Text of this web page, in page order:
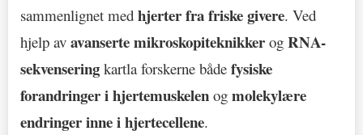
sammenlignet med hjerter fra friske givere. Ved
hjelp av avanserte mikroskopiteknikker og RNA-
sekvensering kartla forskerne både fysiske
forandringer i hjertemuskelen og molekylære
endringer inne i hjertecellene.